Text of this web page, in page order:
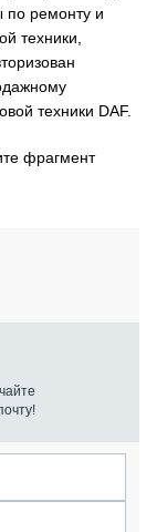
по ремонту и
техники,
техники DAF.
фрагмент